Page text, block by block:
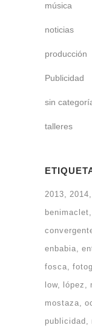
música
noticias
producción
Publicidad
sin
talleres
2013 2014
benimaclet
enbabia
fosca
low
lópez
mostaza
publicidad